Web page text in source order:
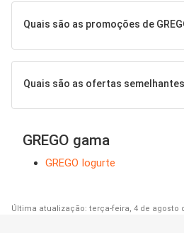
Quais são as promoções de
Quais são as ofertas semelhantes
GREGO gama
GREGO Iogurte
Última atualização: terça-feira, 4 de agosto